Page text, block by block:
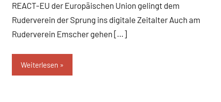
REACT-EU der Europäischen Union gelingt dem
Ruderverein der Sprung ins digitale Zeitalter Auch am
Ruderverein Emscher gehen […]
Weiterlesen